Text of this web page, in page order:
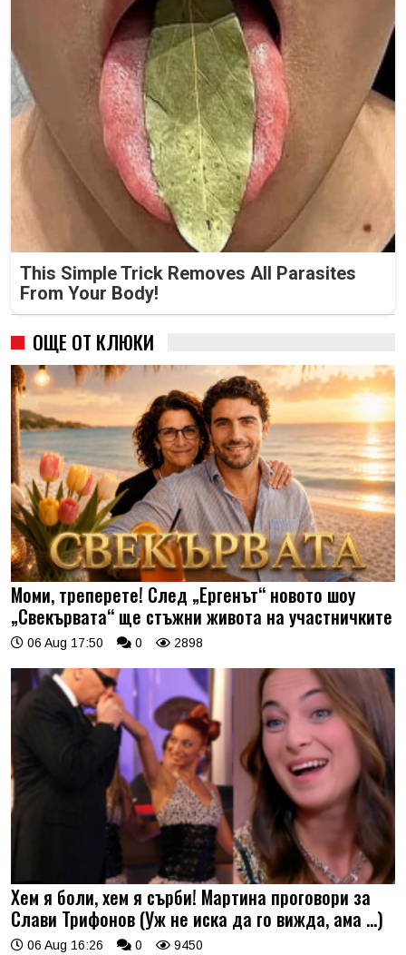
This Simple Trick Removes All Parasites
From Your Body!
ОЩЕ ОТ КЛЮКИ
Моми, треперете! След „Ергенът“ новото шоу
„Свекървата“ ще стъжни живота на участничките
06 Aug 17:50 0 2898
Хем я боли, хем я сърби! Мартина проговори за
Слави Трифонов (Уж не иска да го вижда, ама …)
06 Aug 16:26 0 9450